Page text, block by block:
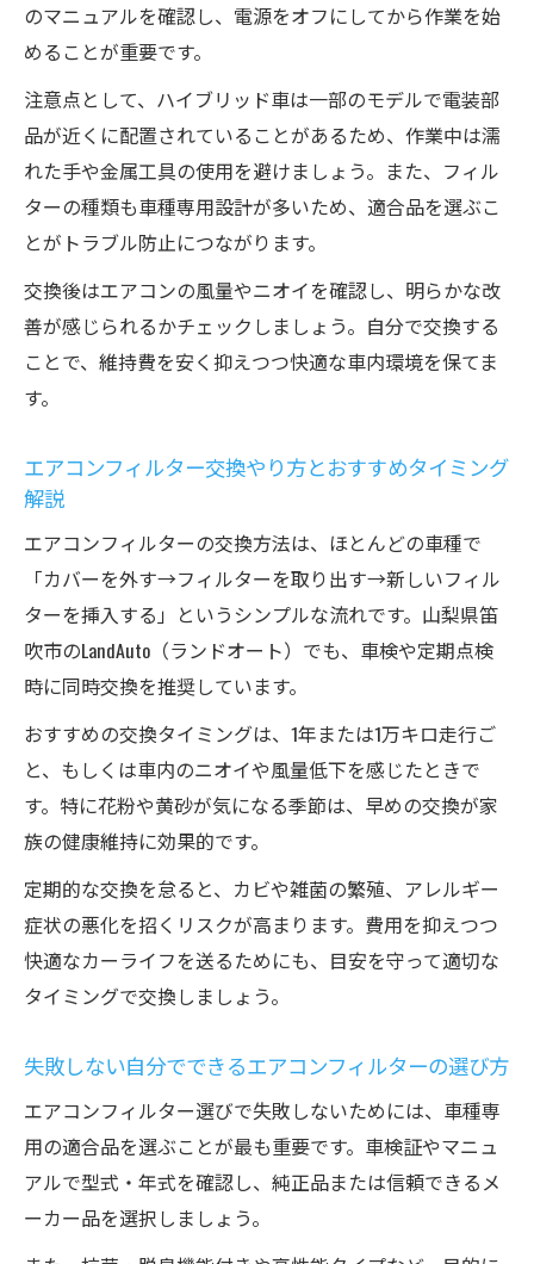
のマニュアルを確認し、電源をオフにしてから作業を始
めることが重要です。
注意点として、ハイブリッド車は一部のモデルで電装部
品が近くに配置されていることがあるため、作業中は濡
れた手や金属工具の使用を避けましょう。また、フィル
ターの種類も車種専用設計が多いため、適合品を選ぶこ
とがトラブル防止につながります。
交換後はエアコンの風量やニオイを確認し、明らかな改
善が感じられるかチェックしましょう。自分で交換する
ことで、維持費を安く抑えつつ快適な車内環境を保てま
す。
エアコンフィルター交換やり方とおすすめタイミング
解説
エアコンフィルターの交換方法は、ほとんどの車種で
「カバーを外す→フィルターを取り出す→新しいフィル
ターを挿入する」というシンプルな流れです。山梨県笛
吹市のLandAuto（ランドオート）でも、車検や定期点検
時に同時交換を推奨しています。
おすすめの交換タイミングは、1年または1万キロ走行ご
と、もしくは車内のニオイや風量低下を感じたときで
す。特に花粉や黄砂が気になる季節は、早めの交換が家
族の健康維持に効果的です。
定期的な交換を怠ると、カビや雑菌の繁殖、アレルギー
症状の悪化を招くリスクが高まります。費用を抑えつつ
快適なカーライフを送るためにも、目安を守って適切な
タイミングで交換しましょう。
失敗しない自分でできるエアコンフィルターの選び方
エアコンフィルター選びで失敗しないためには、車種専
用の適合品を選ぶことが最も重要です。車検証やマニュ
アルで型式・年式を確認し、純正品または信頼できるメ
ーカー品を選択しましょう。